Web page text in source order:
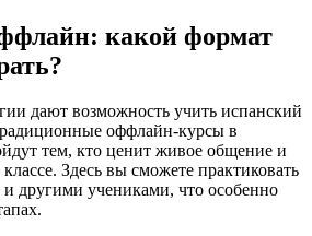
какой формат
дают возможность учить испанский
оффлайн-курсы в
тем, кто ценит живое общение и
Здесь вы сможете практиковать
и другими учениками, что особенно